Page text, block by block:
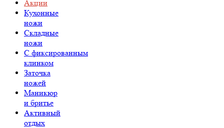
Акции
Кухонные
ножи
Складные
ножи
C фиксированным
клинком
Заточка
ножей
Маникюр
и бритье
Активный
отдых